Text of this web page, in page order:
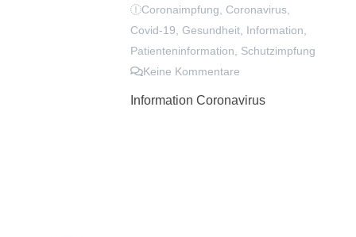
Coronaimpfung
Coronavirus
Covid-19
Gesundheit Information
Patienteninformation
Schutzimpfung
Keine Kommentare
Information Coronavirus